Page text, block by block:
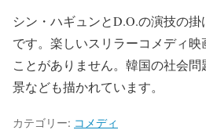
シン・ハギュンとD.O.の演技の
です。楽しいスリラーコメディ
ことがありません。韓国の社会
景なども描かれています。
カテゴリー: コメディ